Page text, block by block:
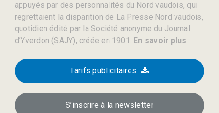
appuyés par des personnalités du Nord vaudois, qui
regrettaient la disparition de La Presse Nord vaudois,
quotidien édité par la Société anonyme du Journal
d’Yverdon (SAJY), créée en 1901. En savoir plus
Tarifs publicitaires
S’inscrire à la newsletter